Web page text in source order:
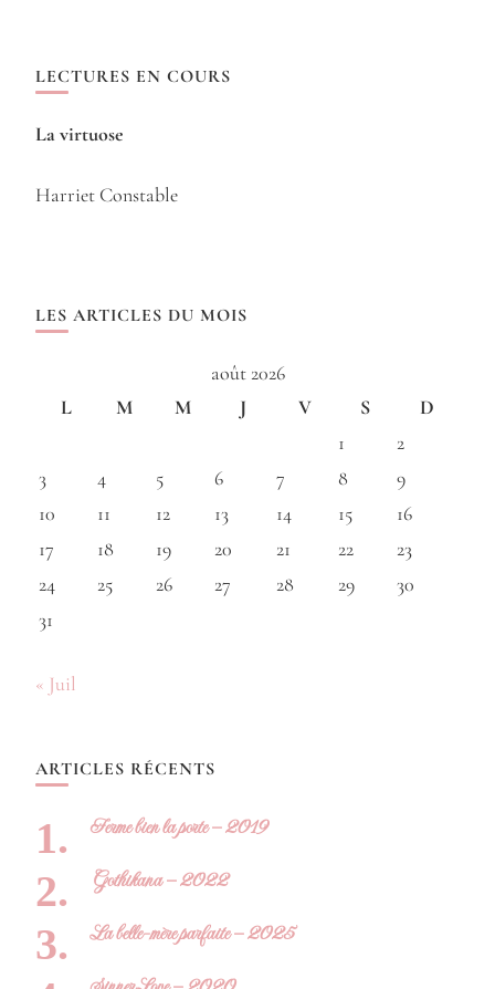
LECTURES EN COURS
La virtuose
Harriet Constable
LES ARTICLES DU MOIS
août 2026
L
M M J V S
D
1
2
3
4 5 6 7 8
9
10
11 12 13 14 15
16
17
18 19 20 21 22
23
24
25 26 27 28 29
30
31
« Juil
ARTICLES RÉCENTS
Ferme bien la porte – 2019
Gothikana – 2022
La belle-mère parfaite – 2025